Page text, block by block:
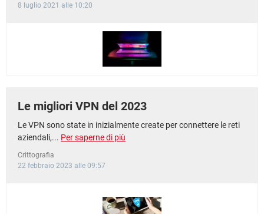
8 luglio 2021 alle 10:20
Le migliori VPN del 2023
Le VPN sono state in inizialmente create per connettere le reti
aziendali,... Per saperne di più
Crittografia
22 febbraio 2023 alle 09:57